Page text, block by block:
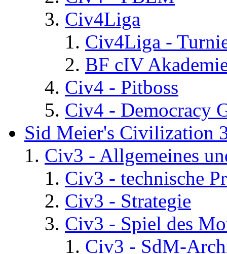
Civ4Liga
Civ4Liga -
BF cIV
Civ4 - Pitboss
Civ4 - Democracy
Sid Meier's Civilization
Civ3 - Allgemeines
Civ3 - technische
Civ3 - Strategie
Civ3 - Spiel des
Civ3 - SdM-